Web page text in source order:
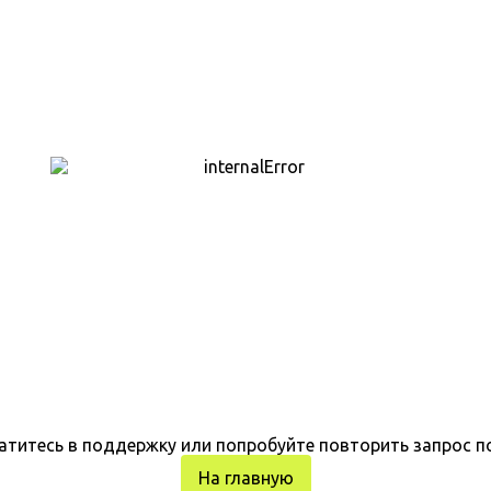
в поддержку или попробуйте повторить запрос
На главную